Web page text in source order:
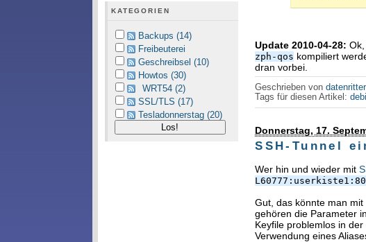
KATEGORIEN
Backups (14)
Freibeuterei
Geschreibsel (10)
Howtos (30)
WRT54 (2)
SSL/TLS (17)
Tesladonnerstag (20)
Update 2010-04-28:
zph-qos kompiliert
dran vorbei.
Geschrieben vondatenritter
Tags für diesen Artikel:
Donnerstag, 17.
SSH-Tunnel
Wer hin und wieder mit
Gut, das könnte man
gehören die Parameter
Keyfile problemlos in der
Verwendung eines